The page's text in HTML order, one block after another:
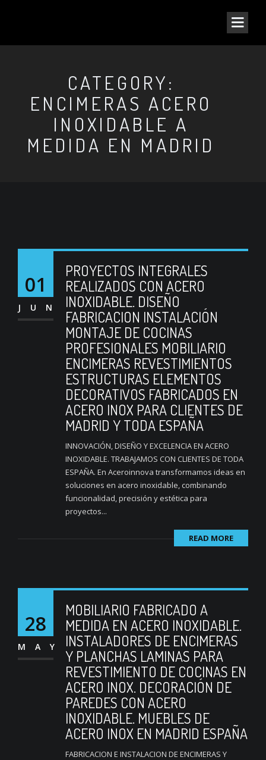
CATEGORY:
ENCIMERAS ACERO
INOXIDABLE A
MEDIDA EN MADRID
01
JUN
PROYECTOS INTEGRALES
REALIZADOS CON ACERO
INOXIDABLE. DISEÑO
FABRICACION INSTALACIÓN
MONTAJE DE COCINAS
PROFESIONALES MOBILIARIO
ENCIMERAS REVESTIMIENTOS
ESTRUCTURAS ELEMENTOS
DECORATIVOS FABRICADOS EN
ACERO INOX PARA CLIENTES DE
MADRID Y TODA ESPAÑA
INNOVACIÓN, DISEÑO Y EXCELENCIA EN ACERO
INOXIDABLE. TRABAJAMOS CON CLIENTES DE TODA
ESPAÑA. En Aceroinnova transformamos ideas en
soluciones en acero inoxidable, combinando
funcionalidad, precisión y estética para
proyectos...
READ MORE
28
MAY
MOBILIARIO FABRICADO A
MEDIDA EN ACERO INOXIDABLE.
INSTALADORES DE ENCIMERAS
Y PLANCHAS LAMINAS PARA
REVESTIMIENTO DE COCINAS EN
ACERO INOX. DECORACIÓN DE
PAREDES CON ACERO
INOXIDABLE. MUEBLES DE
ACERO INOX EN MADRID ESPAÑA
FABRICACION E INSTALACION DE ENCIMERAS Y